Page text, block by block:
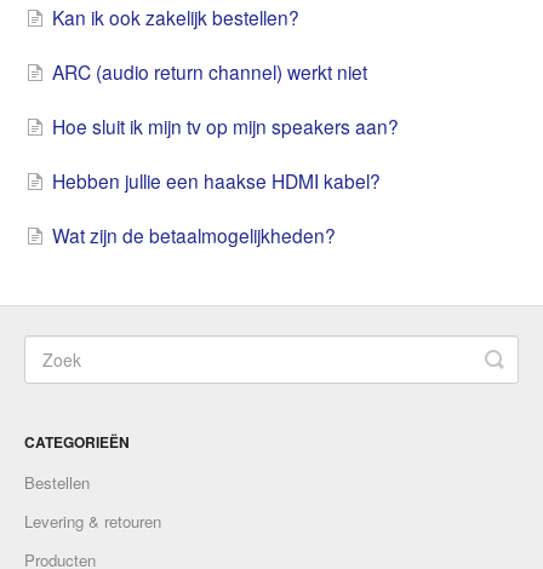
Kan ik ook zakelijk bestellen?
ARC (audio return channel) werkt niet
Hoe sluit ik mijn tv op mijn speakers aan?
Hebben jullie een haakse HDMI kabel?
Wat zijn de betaalmogelijkheden?
CATEGORIEËN
Bestellen
Levering & retouren
Producten